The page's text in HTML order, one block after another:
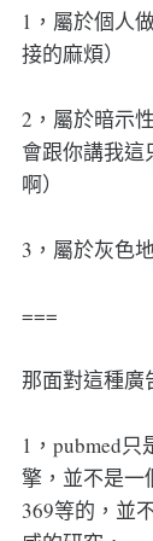
1，屬於個人
接的麻煩）
2，屬於暗示
會跟你講我這
啊）
3，屬於灰色
===
那面對這種廣
1，pubmed
擎，並不是一
369等的，並